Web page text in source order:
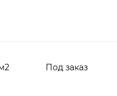
Под заказ